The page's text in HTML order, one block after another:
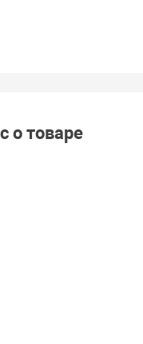
о товаре